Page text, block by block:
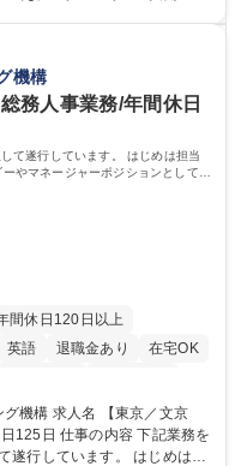
機構
務人事業務/年間休日
て遂行しています。 はじめは担当
やマネージャーポジションとして活
間休日120日以上
英語 退職金あり
在宅OK
京／文京
記業務を
遂行しています。 はじめは担